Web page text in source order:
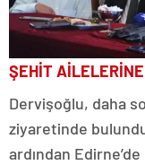
ŞEHİT
Dervişoğlu, daha
ziyaretinde
ardından